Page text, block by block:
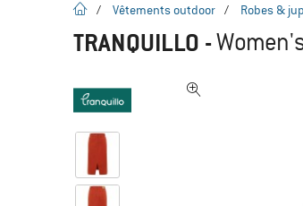
Page d'accueil
/ Vêtements outdoor / Robes &
TRANQUILLO -